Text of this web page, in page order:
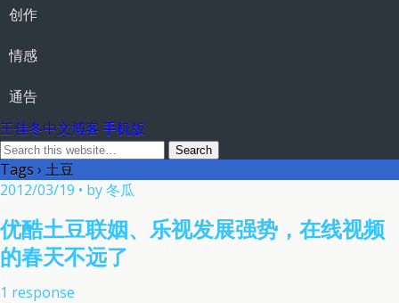
创作
情感
通告
王佳冬中文博客 手机版
Tags › 土豆
2012/03/19 • by 冬瓜
优酷土豆联姻、乐视发展强势，在线视频
的春天不远了
1 response